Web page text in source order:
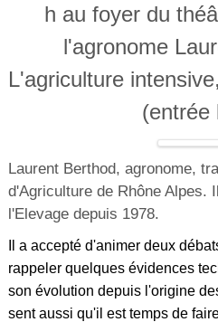
h au foyer du
l'agronome
L'agriculture
(entrée
Laurent Berthod, agronome,
d'Agriculture de Rhône Alpes.
l'Elevage depuis 1978.
Il a accepté d'animer deux
rappeler quelques évidences
son évolution depuis l'origine
sent aussi qu'il est temps de